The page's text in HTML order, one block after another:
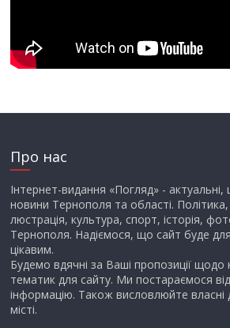
Про нас
Інтернет-видання «Погляд» - актуальні,
новини Тернополя та області. Політика,
люстрація, культура, спорт, історія,
Тернополя. Надіємося, що сайт буде
цікавим.
Будемо вдячні за Ваші пропозиції щодо
тематик для сайту. Ми постараємося
інформацію. Також висловлюйте власні
місті.